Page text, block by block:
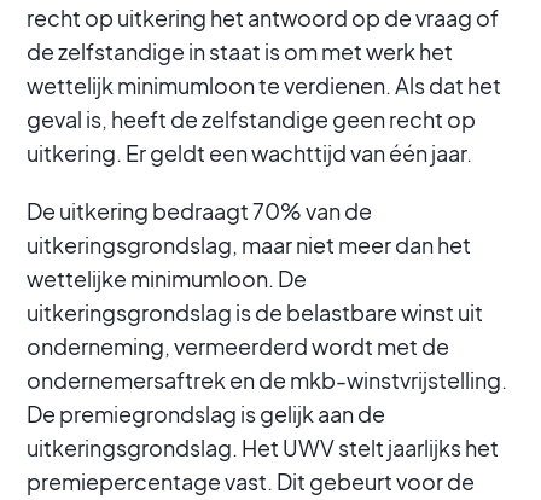
recht op uitkering het antwoord op de vraag of
de zelfstandige in staat is om met werk het
wettelijk minimumloon te verdienen. Als dat het
geval is, heeft de zelfstandige geen recht op
uitkering. Er geldt een wachttijd van één jaar.
De uitkering bedraagt 70% van de
uitkeringsgrondslag, maar niet meer dan het
wettelijke minimumloon. De
uitkeringsgrondslag is de belastbare winst uit
onderneming, vermeerderd wordt met de
ondernemersaftrek en de mkb-winstvrijstelling.
De premiegrondslag is gelijk aan de
uitkeringsgrondslag. Het UWV stelt jaarlijks het
premiepercentage vast. Dit gebeurt voor de